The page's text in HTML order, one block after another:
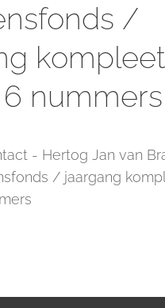
/
kompleet
nummers
- Hertog Jan van
/ jaargang